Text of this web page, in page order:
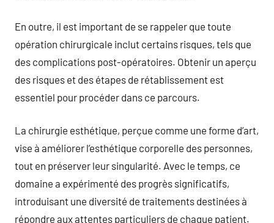
En outre, il est important de se rappeler que toute
opération chirurgicale inclut certains risques, tels que
des complications post-opératoires. Obtenir un aperçu
des risques et des étapes de rétablissement est
essentiel pour procéder dans ce parcours.
La chirurgie esthétique, perçue comme une forme d’art,
vise à améliorer l’esthétique corporelle des personnes,
tout en préserver leur singularité. Avec le temps, ce
domaine a expérimenté des progrès significatifs,
introduisant une diversité de traitements destinées à
répondre aux attentes particuliers de chaque patient.